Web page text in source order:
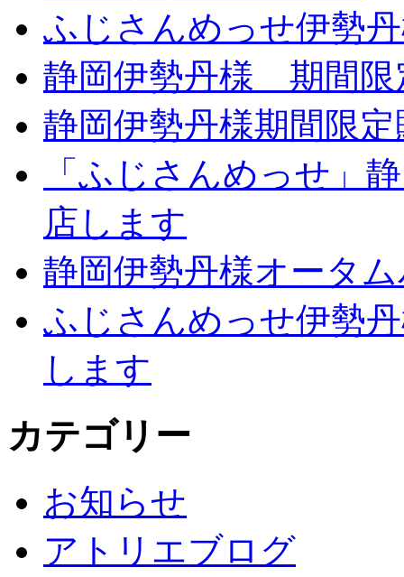
ふじさんめっせ伊勢
静岡伊勢丹様 期間限
静岡伊勢丹様期間限
「ふじさんめっせ」
店します
静岡伊勢丹様オータ
ふじさんめっせ伊勢
します
カテゴリー
お知らせ
アトリエブログ